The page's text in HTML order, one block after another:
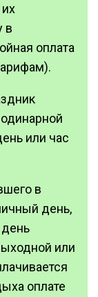
в
оплата
или час
в
день,
или
оплате